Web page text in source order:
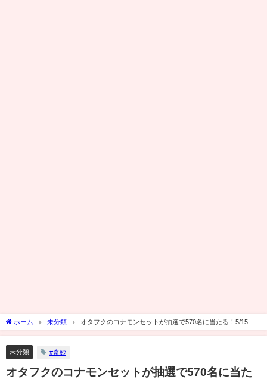
ホーム 未分類
オタフクのコナモンセットが抽選で570名に当たる！5/15ま
で
未分類 #奇妙
オタフクのコナモンセットが抽選で570名に当た